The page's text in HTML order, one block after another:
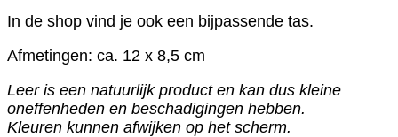
In de shop vind je ook een bijpassende tas.
Afmetingen: ca. 12 x 8,5 cm
Leer is een natuurlijk product en kan dus kleine
oneffenheden en beschadigingen hebben.
Kleuren kunnen afwijken op het scherm.